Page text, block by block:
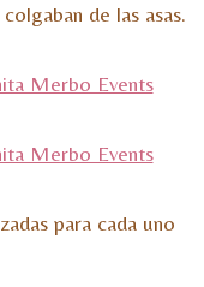
de las asas.
para cada uno